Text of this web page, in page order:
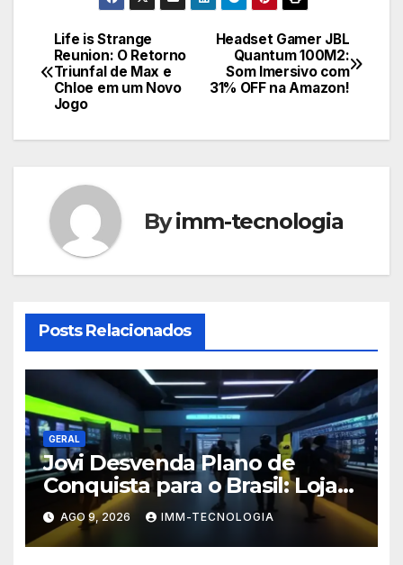
Navegação
de
Post
Headset Gamer JBL
Quantum 100M2:
Som Imersivo com
31% OFF na Amazon!
Life is Strange
Reunion: O Retorno
Triunfal de Max e
Chloe em um Novo
Jogo
Byimm-tecnologia
Posts Relacionados
GERAL
Jovi Desvenda Plano de
Conquista para o Brasil: Lojas
Físicas e Celulares
Personalizados
AGO 9, 2026 IMM-TECNOLOGIA